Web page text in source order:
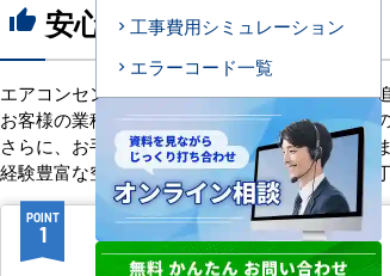
thumb_up 安心の8つのポイント
エアコンセンターACは、「格安＋α」の価値を
お客様の業種や施設の形態に合わせて、室内機
さらに、お手入れのしやすさやメンテナンス性
経験豊富な空調技術者が現場の状況やご要望を
POINT
1
POINT
2
工事費用シミュレーション
エラーコード一覧